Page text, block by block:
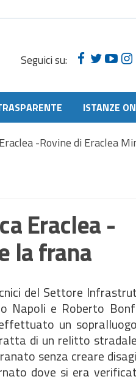
Seguici su:
ISTANZE
-Rovine di Eraclea
Eraclea -
la frana
del Settore
Napoli e Roberto
un
di un relitto
senza creare
dove si era